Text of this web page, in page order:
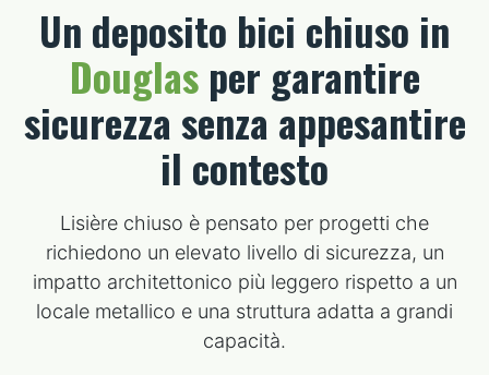
Un deposito bici chiuso in
Douglasper garantire
sicurezza senza appesantire
il contesto
Lisière chiuso è pensato per progetti che
richiedono un elevato livello di sicurezza, un
impatto architettonico più leggero rispetto a un
locale metallico e una struttura adatta a grandi
capacità.